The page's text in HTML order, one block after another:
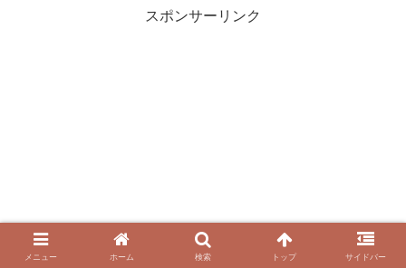
スポンサーリンク
メニュー ホーム 検索 トップ サイドバー